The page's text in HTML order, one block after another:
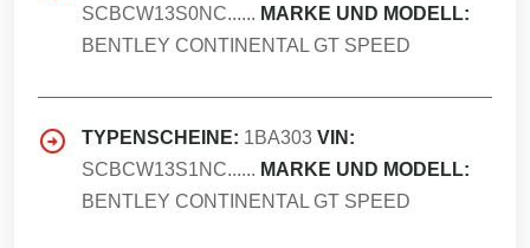
SCBCW13S0NC...... MARKE UND MODELL:
BENTLEY CONTINENTAL GT SPEED
TYPENSCHEINE: 1BA303 VIN:
SCBCW13S1NC...... MARKE UND MODELL:
BENTLEY CONTINENTAL GT SPEED